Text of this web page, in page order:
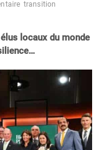
transition
locaux du monde